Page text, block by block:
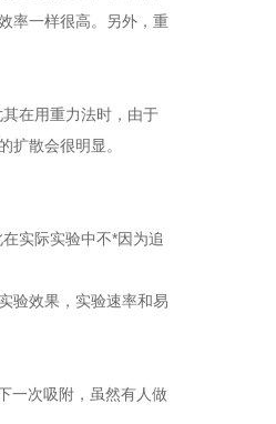
率一样很高。另外，重
在用重力法时，由于
扩散会很明显。
实际实验中不*因为追
验效果，实验速率和易
一次吸附，虽然有人做